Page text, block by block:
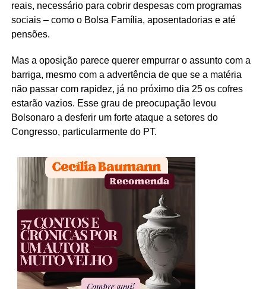
reais, necessário para cobrir despesas com programas
sociais – como o Bolsa Família, aposentadorias e até
pensões.
Mas a oposição parece querer empurrar o assunto com a
barriga, mesmo com a advertência de que se a matéria
não passar com rapidez, já no próximo dia 25 os cofres
estarão vazios. Esse grau de preocupação levou
Bolsonaro a desferir um forte ataque a setores do
Congresso, particularmente do PT.